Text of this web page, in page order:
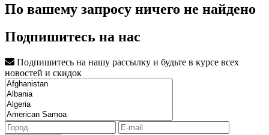
По вашему запросу ничего не найдено
Подпишитесь на нас
Подпишитесь на нашу рассылку и будьте в курсе всех
новостей и скидок